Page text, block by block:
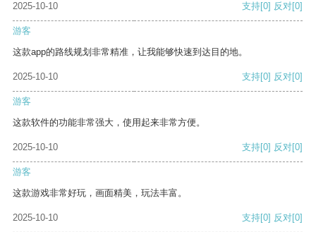
2025-10-10
支持[0] 反对[0]
游客
这款app的路线规划非常精准，让我能够快速到达目的地。
2025-10-10 支持[0] 反对[0]
游客
这款软件的功能非常强大，使用起来非常方便。
2025-10-10 支持[0] 反对[0]
游客
这款游戏非常好玩，画面精美，玩法丰富。
2025-10-10 支持[0] 反对[0]